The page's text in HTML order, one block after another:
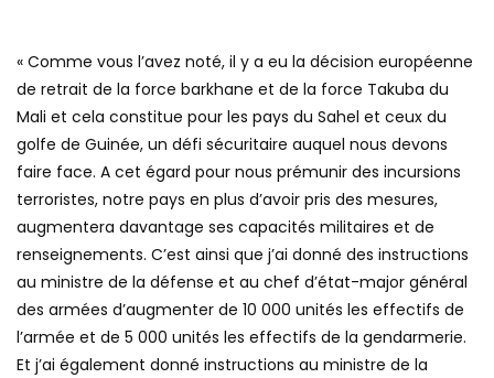
« Comme vous l’avez noté, il y a eu la décision européenne
de retrait de la force barkhane et de la force Takuba du
Mali et cela constitue pour les pays du Sahel et ceux du
golfe de Guinée, un défi sécuritaire auquel nous devons
faire face. A cet égard pour nous prémunir des incursions
terroristes, notre pays en plus d’avoir pris des mesures,
augmentera davantage ses capacités militaires et de
renseignements. C’est ainsi que j’ai donné des instructions
au ministre de la défense et au chef d’état-major général
des armées d’augmenter de 10 000 unités les effectifs de
l’armée et de 5 000 unités les effectifs de la gendarmerie.
Et j’ai également donné instructions au ministre de la